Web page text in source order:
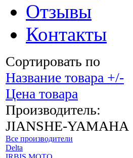
Отзывы
Контакты
Сортировать по
Название товара +/-
Цена товара
Производитель:
JIANSHE-YAMAHA
Все производители
Delta